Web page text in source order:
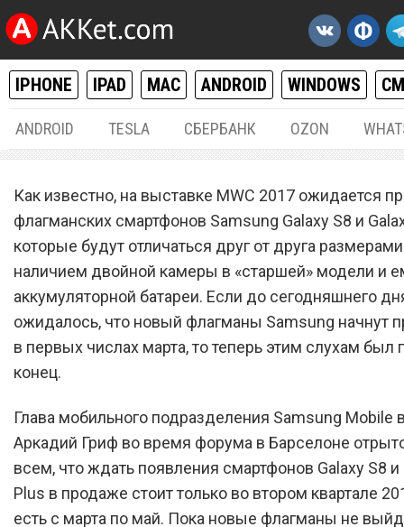
IPHONE IPAD MAC ANDROID WINDOWS
ANDROID TESLA СБЕРБАНК OZON
Официально: Смартфон
Samsung Galaxy S8
продажу не раньше
Как известно, на выставке MWC 2017 ожидается
флагманских смартфонов Samsung Galaxy S8 и
которые будут отличаться друг от друга
наличием двойной камеры в «старшей» модели и
аккумуляторной батареи. Если до сегодняшнего
ожидалось, что новый флагманы Samsung начнут
в первых числах марта, то теперь этим слухам был
конец.
Глава мобильного подразделения Samsung Mobile
Аркадий Гриф во время форума в Барселоне
всем, что ждать появления смартфонов Galaxy S8 и
Plus в продаже стоит только во втором квартале
есть с марта по май. Пока новые флагманы не